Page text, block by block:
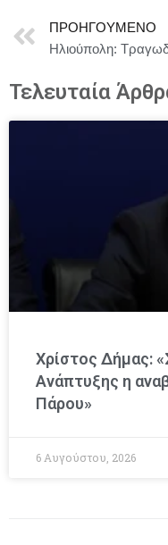
ΠΡΟΗΓΟΎΜΕΝΟ
Τελευταία
Χρίστος Δήμας:
Ανάπτυξης η
Πάρου»
6 Αυγούστου, 2026